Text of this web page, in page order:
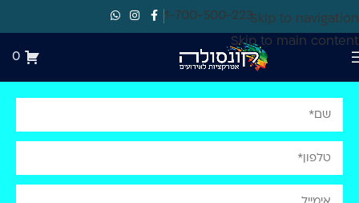
Skip to navigation
Skip to main content
1-700-500-223
0